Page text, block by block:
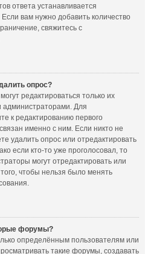
ответа устанавливается
вам нужно добавить количество
свяжитесь с
опрос?
редактироваться только их
Для
к редактированию первого
именно с ним. Если никто не
удалить опрос или отредактировать
если кто-то уже проголосовал, то
могут отредактировать или
чтобы нельзя было менять
форумы?
определённым пользователям или
такие форумы, создавать